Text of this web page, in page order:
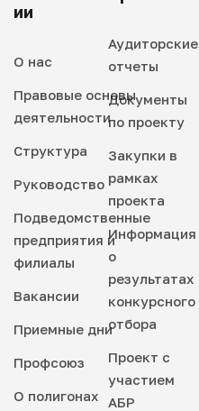
ии
О нас
Правовые основы
деятельности
Структура
Руководство
Подведомственные
предприятия и
филиалы
Вакансии
Приемные дни
Профсоюз
О полигонах
Аудиторские
отчеты
Документы
по проекту
Закупки в
рамках
проекта
Информация
о
результатах
конкурсного
отбора
Проект с
участием
АБР